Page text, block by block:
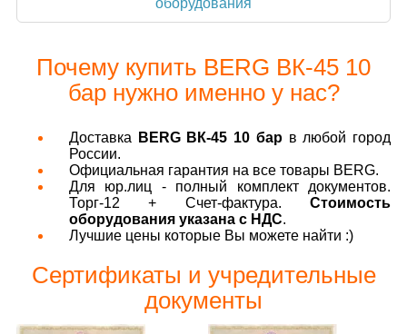
оборудования
Почему купить BERG ВК-45 10
бар нужно именно у нас?
Доставка BERG ВК-45 10 барв любой город
России.
Официальная гарантия на все товары BERG.
Для юр.лиц - полный комплект документов.
Торг-12 + Счет-фактура. Стоимость
оборудования указана с НДС.
Лучшие цены которые Вы можете найти :)
Сертификаты и учредительные
документы